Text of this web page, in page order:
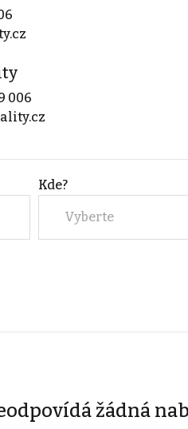
006
Kde?
Vyberte
žádná